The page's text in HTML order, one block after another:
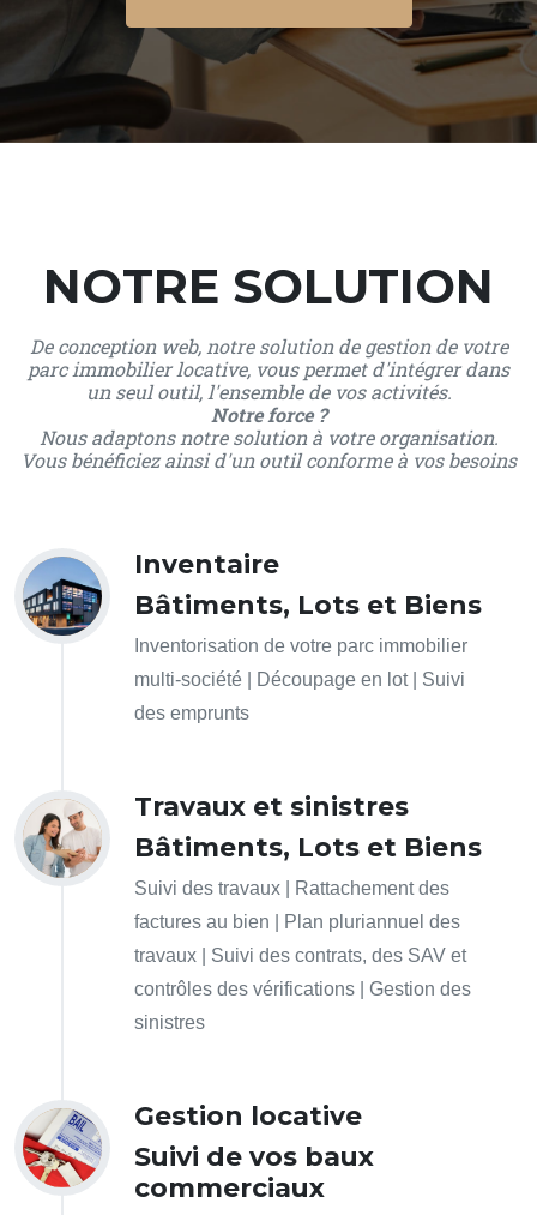
NOTRE SOLUTION
De conception web, notre solution de gestion de votre
parc immobilier locative, vous permet d'intégrer dans
un seul outil, l'ensemble de vos activités.
Notre force ?
Nous adaptons notre solution à votre organisation.
Vous bénéficiez ainsi d'un outil conforme à vos besoins
Inventaire
Bâtiments, Lots et Biens
Inventorisation de votre parc immobilier
multi-société | Découpage en lot | Suivi
des emprunts
Travaux et sinistres
Bâtiments, Lots et Biens
Suivi des travaux | Rattachement des
factures au bien | Plan pluriannuel des
travaux | Suivi des contrats, des SAV et
contrôles des vérifications | Gestion des
sinistres
Gestion locative
Suivi de vos baux
commerciaux